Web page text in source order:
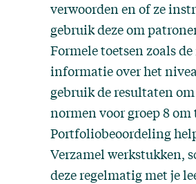
verwoorden en of ze
gebruik deze om
Formele toetsen zoals
informatie over het
gebruik de resultaten
normen voor groep 8
Portfoliobeoordeling
Verzamel werkstukken,
deze regelmatig met je